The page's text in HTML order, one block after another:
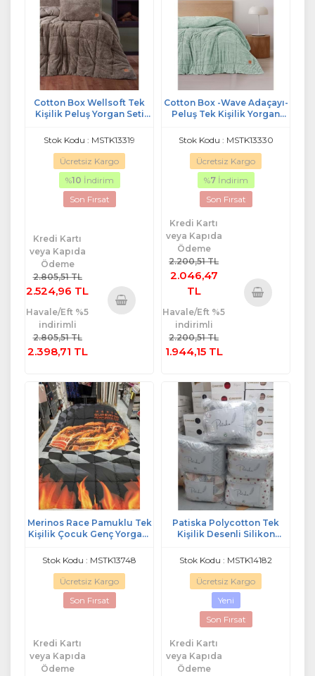
Cotton Box Wellsoft Tek
Kişilik Peluş Yorgan Seti
Stok Kodu : MSTK13319
Ücretsiz Kargo
%10 İndirim
Son Fırsat
Kredi Kartı
veya Kapıda
Ödeme
2.805,51 TL
2.524,96 TL
Havale/Eft %5
indirimli
2.805,51 TL
2.398,71 TL
Cotton Box -Wave Adaçayı-
Peluş Tek Kişilik Yorgan
Stok Kodu : MSTK13330
Ücretsiz Kargo
%7İndirim
Son Fırsat
Kredi Kartı
veya Kapıda
Ödeme
2.200,51 TL
2.046,47
TL
Havale/Eft %5
indirimli
2.200,51 TL
1.944,15 TL
Merinos Race Pamuklu Tek
Kişilik Çocuk Genç Yorgan-
Stok Kodu : MSTK13748
Ücretsiz Kargo
Son Fırsat
Kredi Kartı
veya Kapıda
Ödeme
Patiska Polycotton Tek
Kişilik Desenli Silikon
Stok Kodu : MSTK14182
Ücretsiz Kargo
Yeni
Son Fırsat
Kredi Kartı
veya Kapıda
Ödeme